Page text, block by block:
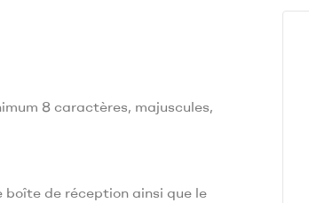
8 caractères, majuscules,
de réception ainsi que le